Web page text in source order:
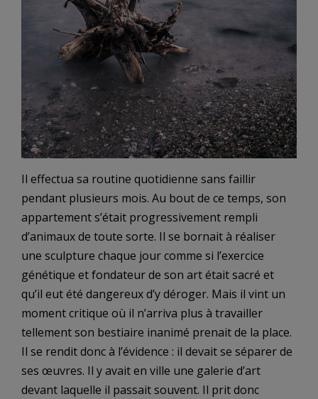
Il effectua sa routine quotidienne sans faillir
pendant plusieurs mois. Au bout de ce temps, son
appartement s’était progressivement rempli
d’animaux de toute sorte. Il se bornait à réaliser
une sculpture chaque jour comme si l’exercice
génétique et fondateur de son art était sacré et
qu’il eut été dangereux d’y déroger. Mais il vint un
moment critique où il n’arriva plus à travailler
tellement son bestiaire inanimé prenait de la place.
Il se rendit donc à l’évidence : il devait se séparer de
ses œuvres. Il y avait en ville une galerie d’art
devant laquelle il passait souvent. Il prit donc